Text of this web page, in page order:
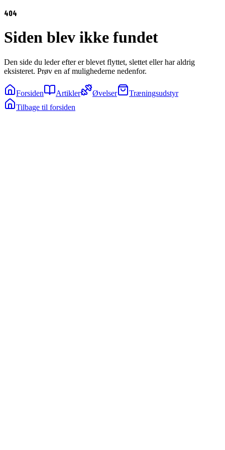
404
Siden blev ikke fundet
Den side du leder efter er blevet flyttet, slettet eller har aldrig
eksisteret. Prøv en af mulighederne nedenfor.
Forsiden Artikler Øvelser
Træningsudstyr
Tilbage til forsiden